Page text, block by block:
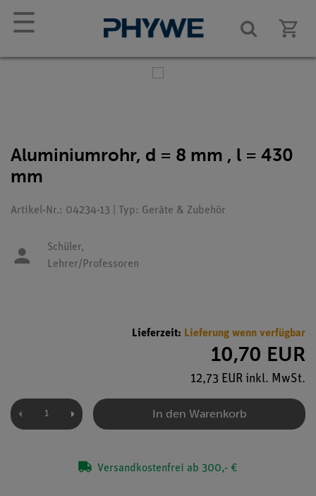
☰
Aluminiumrohr, d = 8 mm , l = 430
mm
Artikel-Nr.: 04234-13 | Typ: Geräte & Zubehör
Schüler,
Lehrer/Professoren
Lieferzeit: Lieferung wenn verfügbar
10,70 EUR
12,73 EUR inkl. MwSt.
In den Warenkorb
Versandkostenfrei ab 300,- €